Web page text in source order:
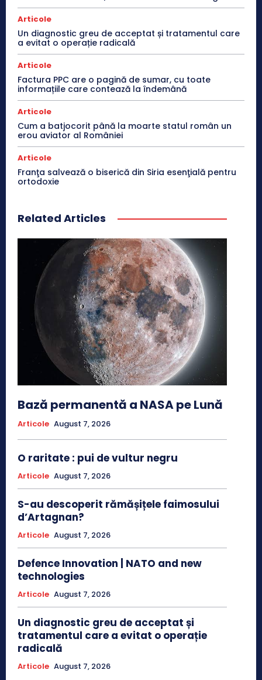
Articole
Un diagnostic greu de acceptat și tratamentul care
a evitat o operație radicală
Articole
Factura PPC are o pagină de sumar, cu toate
informațiile care contează la îndemână
Articole
Cum a batjocorit până la moarte statul român un
erou aviator al României
Articole
Franţa salvează o biserică din Siria esenţială pentru
ortodoxie
Related Articles
Bază permanentă a NASA pe Lună
Articole August 7, 2026
O raritate : pui de vultur negru
Articole August 7, 2026
S-au descoperit rămășițele faimosului
d’Artagnan?
Articole August 7, 2026
Defence Innovation | NATO and new
technologies
Articole August 7, 2026
Un diagnostic greu de acceptat și
tratamentul care a evitat o operație
radicală
Articole August 7, 2026